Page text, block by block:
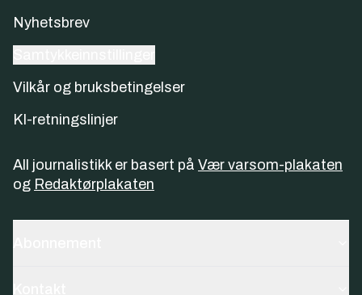
Nyhetsbrev
Vilkår og bruksbetingelser
KI-retningslinjer
All journalistikk er basert på Vær varsom-plakaten
og Redaktørplakaten